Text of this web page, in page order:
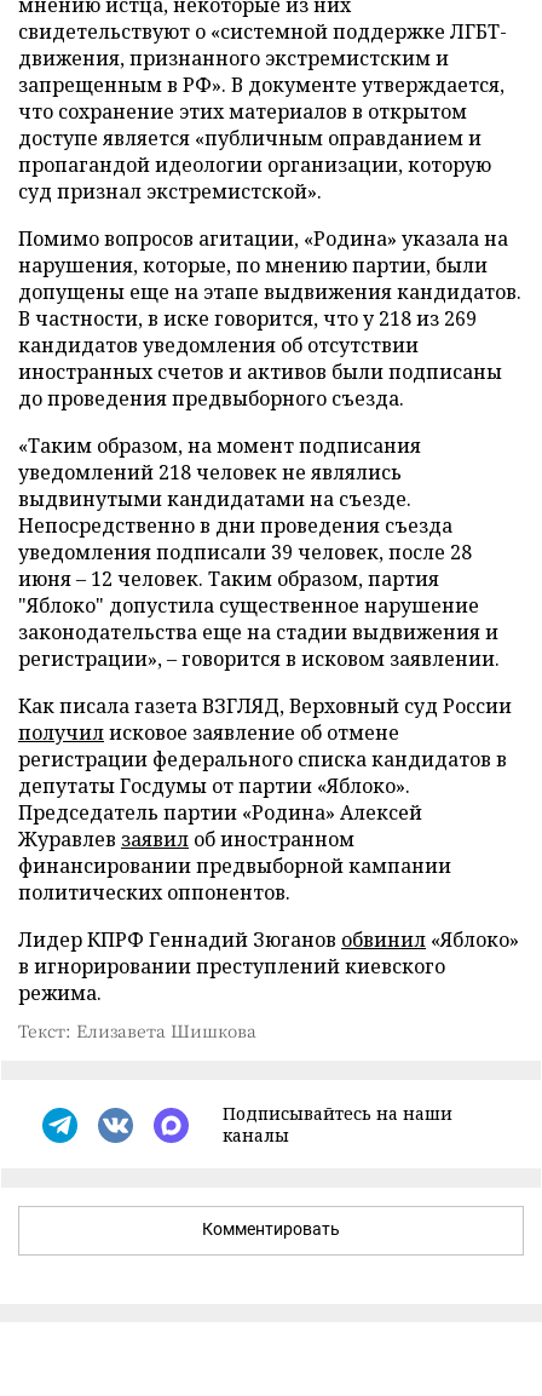
свидетельствуют о «системной поддержке ЛГБТ-
движения, признанного экстремистским и
запрещенным в РФ». В документе утверждается,
что сохранение этих материалов в открытом
доступе является «публичным оправданием и
пропагандой идеологии организации, которую
суд признал экстремистской».
Помимо вопросов агитации, «Родина» указала на
нарушения, которые, по мнению партии, были
допущены еще на этапе выдвижения кандидатов.
В частности, в иске говорится, что у 218 из 269
кандидатов уведомления об отсутствии
иностранных счетов и активов были подписаны
до проведения предвыборного съезда.
«Таким образом, на момент подписания
уведомлений 218 человек не являлись
выдвинутыми кандидатами на съезде.
Непосредственно в дни проведения съезда
уведомления подписали 39 человек, после 28
июня – 12 человек. Таким образом, партия
"Яблоко" допустила существенное нарушение
законодательства еще на стадии выдвижения и
регистрации», – говорится в исковом заявлении.
Как писала газета ВЗГЛЯД, Верховный суд России
получилисковое заявление об отмене
регистрации федерального списка кандидатов в
депутаты Госдумы от партии «Яблоко».
Председатель партии «Родина» Алексей
Журавлев заявил об иностранном
финансировании предвыборной кампании
политических оппонентов.
Лидер КПРФ Геннадий Зюганов обвинил «Яблоко»
в игнорировании преступлений киевского
режима.
Текст: Елизавета Шишкова
Подписывайтесь на наши
каналы
Комментировать